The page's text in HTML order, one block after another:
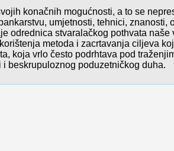
konačnih mogućnosti, a to se
umjetnosti, tehnici, znanosti,
odrednica stvaralačkog pothvata naše
metoda i zacrtavanja ciljeva
koja vrlo često podrhtava pod
beskrupuloznog poduzetničkog duha.